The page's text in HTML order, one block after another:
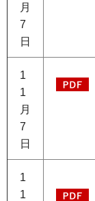
月
7
日
1
1
月
7
日
1
1